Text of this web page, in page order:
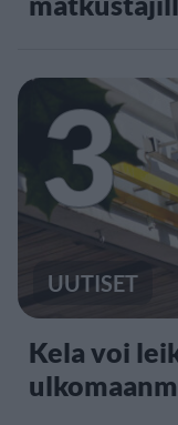
3
UUTISET
Kela voi